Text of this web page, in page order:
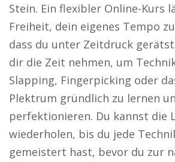
Stein. Ein flexibler Online-Kurs
Freiheit, dein eigenes Tempo
dass du unter Zeitdruck
dir die Zeit nehmen, um
Slapping, Fingerpicking oder
Plektrum gründlich zu lernen
perfektionieren. Du kannst die
wiederholen, bis du jede
gemeistert hast, bevor du zur